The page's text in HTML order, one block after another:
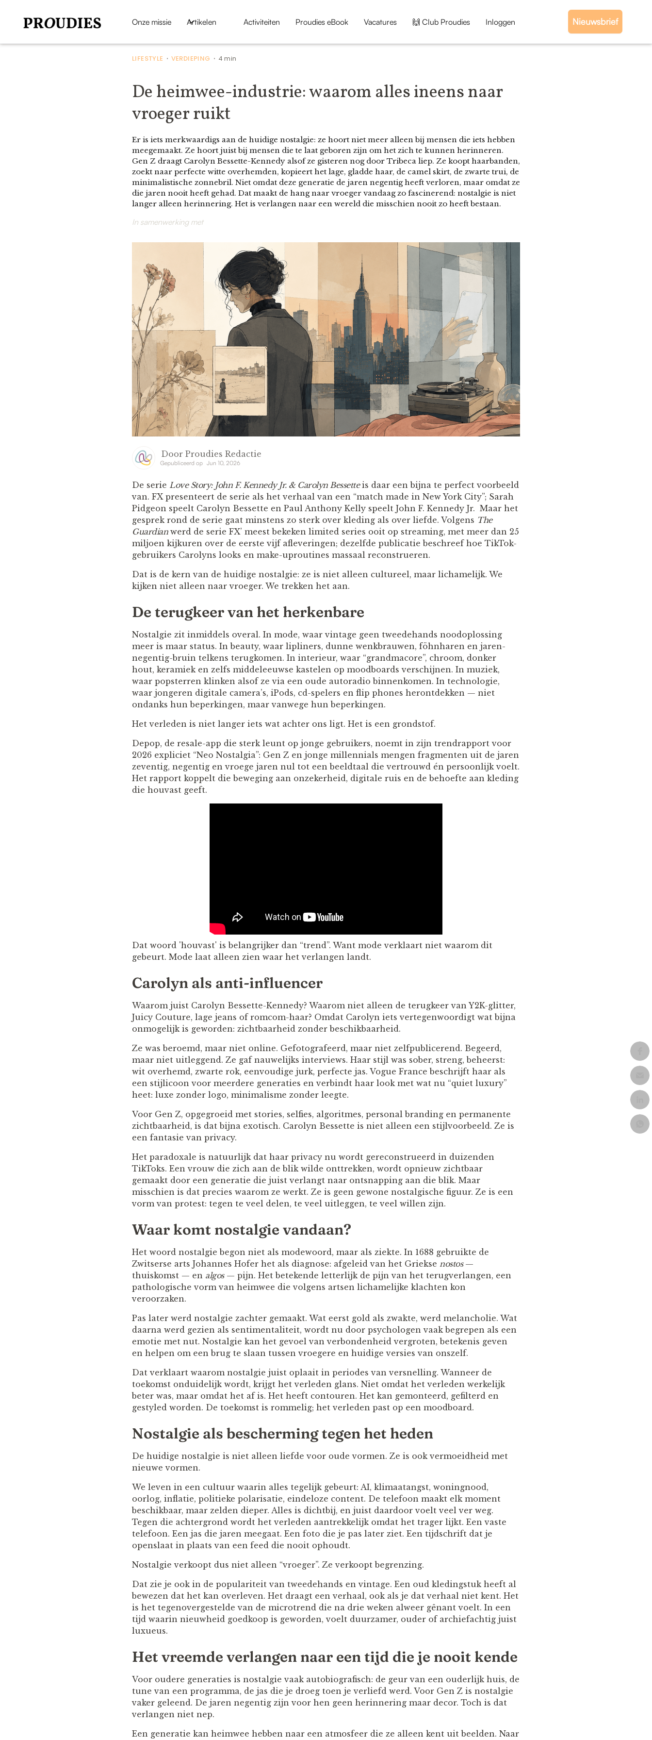
Onze missie Artikelen Activiteiten Proudies eBook Vacatures 🙌 Club Proudies Inloggen Nieuwsbrief
LIFESTYLE • VERDIEPING • 4 min
De heimwee-industrie: waarom alles ineens naar
vroeger ruikt
Er is iets merkwaardigs aan de huidige nostalgie: ze hoort niet meer alleen bij mensen die iets hebben
meegemaakt. Ze hoort juist bij mensen die te laat geboren zijn om het zich te kunnen herinneren.
Gen Z draagt Carolyn Bessette-Kennedy alsof ze gisteren nog door Tribeca liep. Ze koopt haarbanden,
zoekt naar perfecte witte overhemden, kopieert het lage, gladde haar, de camel skirt, de zwarte trui, de
minimalistische zonnebril. Niet omdat deze generatie de jaren negentig heeft verloren, maar omdat ze
die jaren nooit heeft gehad. Dat maakt de hang naar vroeger vandaag zo fascinerend: nostalgie is niet
langer alleen herinnering. Het is verlangen naar een wereld die misschien nooit zo heeft bestaan.
In samenwerking met
Door Proudies Redactie
Gepubliceerd op Jun 10, 2026
De serie Love Story: John F. Kennedy Jr. & Carolyn Bessetteis daar een bijna te perfect voorbeeld
van. FX presenteert de serie als het verhaal van een “match made in New York City”; Sarah
Pidgeon speelt Carolyn Bessette en Paul Anthony Kelly speelt John F. Kennedy Jr. Maar het
gesprek rond de serie gaat minstens zo sterk over kleding als over liefde. Volgens The
Guardianwerd de serie FX’ meest bekeken limited series ooit op streaming, met meer dan 25
miljoen kijkuren over de eerste vijf afleveringen; dezelfde publicatie beschreef hoe TikTok-
gebruikers Carolyns looks en make-uproutines massaal reconstrueren.
Dat is de kern van de huidige nostalgie: ze is niet alleen cultureel, maar lichamelijk. We
kijken niet alleen naar vroeger. We trekken het aan.
De terugkeer van het herkenbare
Nostalgie zit inmiddels overal. In mode, waar vintage geen tweedehands noodoplossing
meer is maar status. In beauty, waar lipliners, dunne wenkbrauwen, föhnharen en jaren-
negentig-bruin telkens terugkomen. In interieur, waar “grandmacore”, chroom, donker
hout, keramiek en zelfs middeleeuwse kastelen op moodboards verschijnen. In muziek,
waar popsterren klinken alsof ze via een oude autoradio binnenkomen. In technologie,
waar jongeren digitale camera’s, iPods, cd-spelers en flip phones herontdekken — niet
ondanks hun beperkingen, maar vanwege hun beperkingen.
Het verleden is niet langer iets wat achter ons ligt. Het is een grondstof.
Depop, de resale-app die sterk leunt op jonge gebruikers, noemt in zijn trendrapport voor
2026 expliciet “Neo Nostalgia”: Gen Z en jonge millennials mengen fragmenten uit de jaren
zeventig, negentig en vroege jaren nul tot een beeldtaal die vertrouwd én persoonlijk voelt.
Het rapport koppelt die beweging aan onzekerheid, digitale ruis en de behoefte aan kleding
die houvast geeft.
Dat woord 'houvast' is belangrijker dan “trend”. Want mode verklaart niet waarom dit
gebeurt. Mode laat alleen zien waar het verlangen landt.
Carolyn als anti-influencer
Waarom juist Carolyn Bessette-Kennedy? Waarom niet alleen de terugkeer van Y2K-glitter,
Juicy Couture, lage jeans of romcom-haar? Omdat Carolyn iets vertegenwoordigt wat bijna
onmogelijk is geworden: zichtbaarheid zonder beschikbaarheid.
Ze was beroemd, maar niet online. Gefotografeerd, maar niet zelfpublicerend. Begeerd,
maar niet uitleggend. Ze gaf nauwelijks interviews. Haar stijl was sober, streng, beheerst:
wit overhemd, zwarte rok, eenvoudige jurk, perfecte jas. Vogue France beschrijft haar als
een stijlicoon voor meerdere generaties en verbindt haar look met wat nu “quiet luxury”
heet: luxe zonder logo, minimalisme zonder leegte.
Voor Gen Z, opgegroeid met stories, selfies, algoritmes, personal branding en permanente
zichtbaarheid, is dat bijna exotisch. Carolyn Bessette is niet alleen een stijlvoorbeeld. Ze is
een fantasie van privacy.
Het paradoxale is natuurlijk dat haar privacy nu wordt gereconstrueerd in duizenden
TikToks. Een vrouw die zich aan de blik wilde onttrekken, wordt opnieuw zichtbaar
gemaakt door een generatie die juist verlangt naar ontsnapping aan die blik. Maar
misschien is dat precies waarom ze werkt. Ze is geen gewone nostalgische figuur. Ze is een
vorm van protest: tegen te veel delen, te veel uitleggen, te veel willen zijn.
Waar komt nostalgie vandaan?
Het woord nostalgie begon niet als modewoord, maar als ziekte. In 1688 gebruikte de
Zwitserse arts Johannes Hofer het als diagnose: afgeleid van het Griekse nostos—
thuiskomst — en algos— pijn. Het betekende letterlijk de pijn van het terugverlangen, een
pathologische vorm van heimwee die volgens artsen lichamelijke klachten kon
veroorzaken.
Pas later werd nostalgie zachter gemaakt. Wat eerst gold als zwakte, werd melancholie. Wat
daarna werd gezien als sentimentaliteit, wordt nu door psychologen vaak begrepen als een
emotie met nut. Nostalgie kan het gevoel van verbondenheid vergroten, betekenis geven
en helpen om een brug te slaan tussen vroegere en huidige versies van onszelf.
Dat verklaart waarom nostalgie juist oplaait in periodes van versnelling. Wanneer de
toekomst onduidelijk wordt, krijgt het verleden glans. Niet omdat het verleden werkelijk
beter was, maar omdat het af is. Het heeft contouren. Het kan gemonteerd, gefilterd en
gestyled worden. De toekomst is rommelig; het verleden past op een moodboard.
Nostalgie als bescherming tegen het heden
De huidige nostalgie is niet alleen liefde voor oude vormen. Ze is ook vermoeidheid met
nieuwe vormen.
We leven in een cultuur waarin alles tegelijk gebeurt: AI, klimaatangst, woningnood,
oorlog, inflatie, politieke polarisatie, eindeloze content. De telefoon maakt elk moment
beschikbaar, maar zelden dieper. Alles is dichtbij, en juist daardoor voelt veel ver weg.
Tegen die achtergrond wordt het verleden aantrekkelijk omdat het trager lijkt. Een vaste
telefoon. Een jas die jaren meegaat. Een foto die je pas later ziet. Een tijdschrift dat je
openslaat in plaats van een feed die nooit ophoudt.
Nostalgie verkoopt dus niet alleen “vroeger”. Ze verkoopt begrenzing.
Dat zie je ook in de populariteit van tweedehands en vintage. Een oud kledingstuk heeft al
bewezen dat het kan overleven. Het draagt een verhaal, ook als je dat verhaal niet kent. Het
is het tegenovergestelde van de microtrend die na drie weken alweer gênant voelt. In een
tijd waarin nieuwheid goedkoop is geworden, voelt duurzamer, ouder of archiefachtig juist
luxueus.
Het vreemde verlangen naar een tijd die je nooit kende
Voor oudere generaties is nostalgie vaak autobiografisch: de geur van een ouderlijk huis, de
tune van een programma, de jas die je droeg toen je verliefd werd. Voor Gen Z is nostalgie
vaker geleend. De jaren negentig zijn voor hen geen herinnering maar decor. Toch is dat
verlangen niet nep.
Een generatie kan heimwee hebben naar een atmosfeer die ze alleen kent uit beelden. Naar